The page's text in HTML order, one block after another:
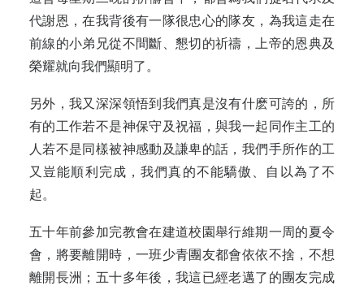
代謝恩，在我背後有一隊很忠心的隊友，為我這走在
前線的小弟兄從不間斷、懇切的祈禱，上帝的恩典及
榮耀就向我們顯明了。
另外，我又深深領悟到我們真是沒有什麽可誇的，所
有的工作若不是神保守及祝福，與我一起同作主工的
人若不是同樣被神感動及謙卑的話，我們手所作的工
又豈能順利完成，我們真的不能驕傲、自以為了不
起。
五十年前參加完教會在建道校園舉行維期一周的夏令
會，將要離開時，一班少青團友都會依依不捨，不想
離開長洲；五十多年後，我這已經老邁了的團友完成